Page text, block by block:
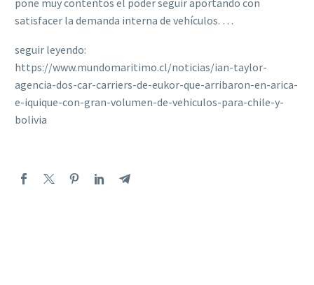
satisfacer la demanda interna de vehículos. …
seguir leyendo:
https://www.mundomaritimo.cl/noticias/ian-taylor-
agencia-dos-car-carriers-de-eukor-que-arribaron-en-arica-
e-iquique-con-gran-volumen-de-vehiculos-para-chile-y-
bolivia